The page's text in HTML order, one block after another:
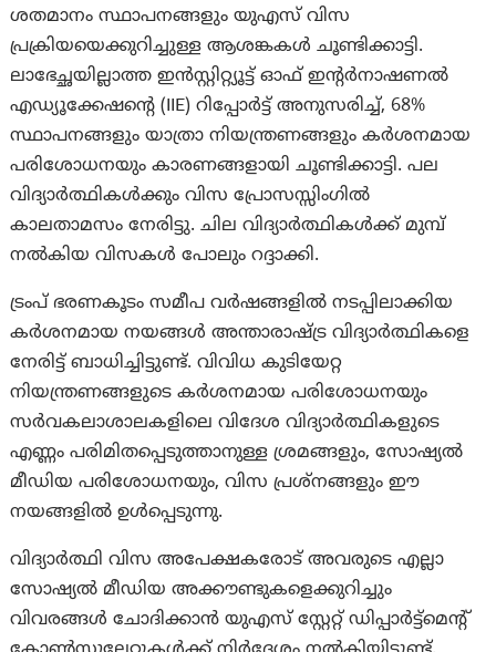
ശതമാനം സ്ഥാപനങ്ങളും യുഎസ് വിസ
പ്രക്രിയയെക്കുറിച്ചുള്ള ആശങ്കകൾ ചൂണ്ടിക്കാട്ടി.
ലാഭേച്ഛയില്ലാത്ത ഇൻസ്റ്റിറ്റ്യൂട്ട് ഓഫ് ഇന്റർനാഷണൽ
എഡ്യൂക്കേഷന്റെ (IIE) റിപ്പോർട്ട് അനുസരിച്ച്, 68%
സ്ഥാപനങ്ങളും യാത്രാ നിയന്ത്രണങ്ങളും കർശനമായ
പരിശോധനയും കാരണങ്ങളായി ചൂണ്ടിക്കാട്ടി. പല
വിദ്യാർത്ഥികൾക്കും വിസ പ്രോസസ്സിംഗിൽ
കാലതാമസം നേരിട്ടു. ചില വിദ്യാർത്ഥികൾക്ക് മുമ്പ്
നൽകിയ വിസകൾ പോലും റദ്ദാക്കി.
ട്രംപ് ഭരണകൂടം സമീപ വർഷങ്ങളിൽ നടപ്പിലാക്കിയ
കർശനമായ നയങ്ങൾ അന്താരാഷ്ട്ര വിദ്യാർത്ഥികളെ
നേരിട്ട് ബാധിച്ചിട്ടുണ്ട്. വിവിധ കുടിയേറ്റ
നിയന്ത്രണങ്ങളുടെ കർശനമായ പരിശോധനയും
സർവകലാശാലകളിലെ വിദേശ വിദ്യാർത്ഥികളുടെ
എണ്ണം പരിമിതപ്പെടുത്താനുള്ള ശ്രമങ്ങളും, സോഷ്യൽ
മീഡിയ പരിശോധനയും, വിസ പ്രശ്നങ്ങളും ഈ
നയങ്ങളിൽ ഉൾപ്പെടുന്നു.
വിദ്യാർത്ഥി വിസ അപേക്ഷകരോട് അവരുടെ എല്ലാ
സോഷ്യൽ മീഡിയ അക്കൗണ്ടുകളെക്കുറിച്ചും
വിവരങ്ങൾ ചോദിക്കാൻ യുഎസ് സ്റ്റേറ്റ് ഡിപ്പാർട്ട്മെന്റ്